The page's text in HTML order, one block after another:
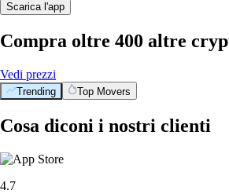
Scarica l'app
Compra oltre 400 altre
Vedi prezzi
Trending Top Movers
Cosa diconi i nostri clienti
4.7